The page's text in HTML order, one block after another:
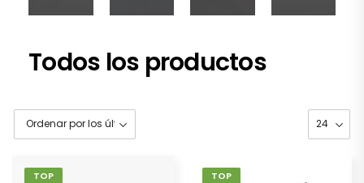
Todos los productos
TOP
TOP